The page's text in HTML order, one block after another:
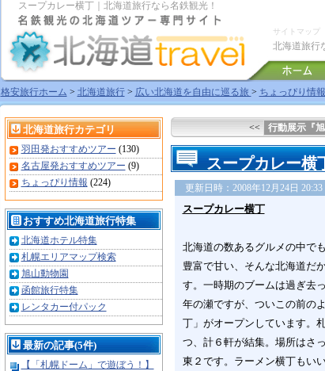
スープカレー横丁｜北海道旅行なら名鉄観光！
サイトマップ
北海道旅行
格安旅行ホーム > 北海道旅行> 広い北海道を自由に巡る旅 > ちょっぴり情報
<< 行動展示『
スープカレー横
更新日時：2008年12月24日 20:33
スープカレー横丁
北海道の数あるグルメの中で
豊富で甘い、そんな北海道だ
す。一時期のブームは過ぎ去
年の瀬ですが、ついこの前の
丁」がオープンしています。
つ、計６軒が結集。場所はさ
東２です。ラーメン横丁もい
北海道旅行カテゴリ
羽田発おすすめツアー (130)
名古屋発おすすめツアー (9)
ちょっぴり情報 (224)
おすすめ北海道旅行特集
北海道ホテル特集
札幌エリアマップ検索
旭山動物園
函館旅行特集
レンタカー付パック
最新の記事(5件)
【「札幌ドーム」で遊ぼう！】